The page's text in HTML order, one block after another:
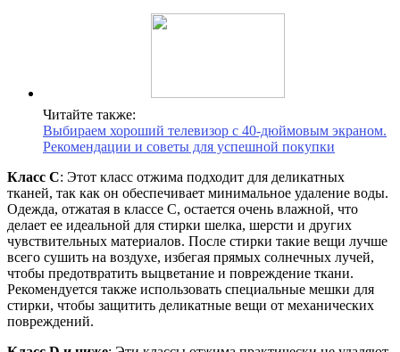
Читайте также:
Выбираем хороший телевизор с 40-дюймовым экраном.
Рекомендации и советы для успешной покупки
Класс C: Этот класс отжима подходит для деликатных
тканей, так как он обеспечивает минимальное удаление воды.
Одежда, отжатая в классе C, остается очень влажной, что
делает ее идеальной для стирки шелка, шерсти и других
чувствительных материалов. После стирки такие вещи лучше
всего сушить на воздухе, избегая прямых солнечных лучей,
чтобы предотвратить выцветание и повреждение ткани.
Рекомендуется также использовать специальные мешки для
стирки, чтобы защитить деликатные вещи от механических
повреждений.